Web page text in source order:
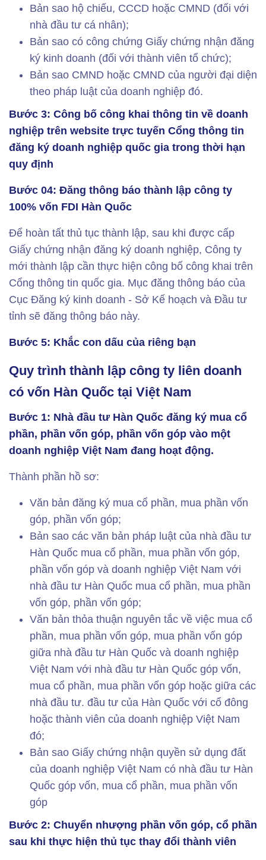
Bản sao hộ chiếu, CCCD hoặc CMND (đối với
nhà đầu tư cá nhân);
Bản sao có công chứng Giấy chứng nhận đăng
ký kinh doanh (đối với thành viên tổ chức);
Bản sao CMND hoặc CMND của người đại diện
theo pháp luật của doanh nghiệp đó.
Bước 3: Công bố công khai thông tin về doanh
nghiệp trên website trực tuyến Cổng thông tin
đăng ký doanh nghiệp quốc gia trong thời hạn
quy định
Bước 04: Đăng thông báo thành lập công ty
100% vốn FDI Hàn Quốc
Để hoàn tất thủ tục thành lập, sau khi được cấp
Giấy chứng nhận đăng ký doanh nghiệp, Công ty
mới thành lập cần thực hiện công bố công khai trên
Cổng thông tin quốc gia. Mục đăng thông báo của
Cục Đăng ký kinh doanh - Sở Kế hoạch và Đầu tư
tỉnh sẽ đăng thông báo này.
Bước 5: Khắc con dấu của riêng bạn
Quy trình thành lập công ty liên doanh
có vốn Hàn Quốc tại Việt Nam
Bước 1: Nhà đầu tư Hàn Quốc đăng ký mua cổ
phần, phần vốn góp, phần vốn góp vào một
doanh nghiệp Việt Nam đang hoạt động.
Thành phần hồ sơ:
Văn bản đăng ký mua cổ phần, mua phần vốn
góp, phần vốn góp;
Bản sao các văn bản pháp luật của nhà đầu tư
Hàn Quốc mua cổ phần, mua phần vốn góp,
phần vốn góp và doanh nghiệp Việt Nam với
nhà đầu tư Hàn Quốc mua cổ phần, mua phần
vốn góp, phần vốn góp;
Văn bản thỏa thuận nguyên tắc về việc mua cổ
phần, mua phần vốn góp, mua phần vốn góp
giữa nhà đầu tư Hàn Quốc và doanh nghiệp
Việt Nam với nhà đầu tư Hàn Quốc góp vốn,
mua cổ phần, mua phần vốn góp hoặc giữa các
nhà đầu tư. đầu tư của Hàn Quốc với cổ đông
hoặc thành viên của doanh nghiệp Việt Nam
đó;
Bản sao Giấy chứng nhận quyền sử dụng đất
của doanh nghiệp Việt Nam có nhà đầu tư Hàn
Quốc góp vốn, mua cổ phần, mua phần vốn
góp
Bước 2: Chuyển nhượng phần vốn góp, cổ phần
sau khi thực hiện thủ tục thay đổi thành viên